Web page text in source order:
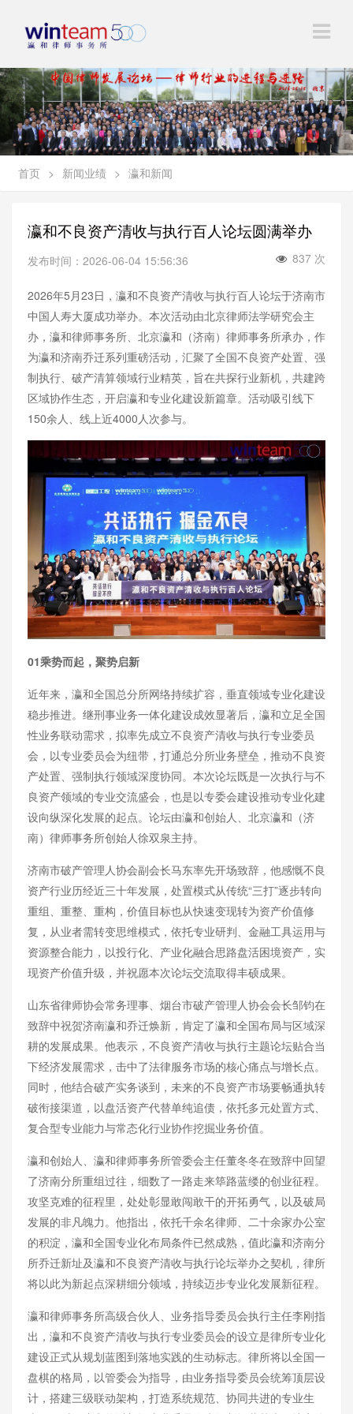
首页 > 新闻业绩 > 瀛和新闻
瀛和不良资产清收与执行百人论坛圆满举办
发布时间：2026-06-04 15:56:36 837 次
2026年5月23日，瀛和不良资产清收与执行百人论坛于济南市
中国人寿大厦成功举办。本次活动由北京律师法学研究会主
办，瀛和律师事务所、北京瀛和（济南）律师事务所承办，作
为瀛和济南乔迁系列重磅活动，汇聚了全国不良资产处置、强
制执行、破产清算领域行业精英，旨在共探行业新机，共建跨
区域协作生态，开启瀛和专业化建设新篇章。活动吸引线下
150余人、线上近4000人次参与。
01乘势而起，聚势启新
近年来，瀛和全国总分所网络持续扩容，垂直领域专业化建设
稳步推进。继刑事业务一体化建设成效显著后，瀛和立足全国
性业务联动需求，拟率先成立不良资产清收与执行专业委员
会，以专业委员会为纽带，打通总分所业务壁垒，推动不良资
产处置、强制执行领域深度协同。本次论坛既是一次执行与不
良资产领域的专业交流盛会，也是以专委会建设推动专业化建
设向纵深化发展的起点。论坛由瀛和创始人、北京瀛和（济
南）律师事务所创始人徐双泉主持。
济南市破产管理人协会副会长马东率先开场致辞，他感慨不良
资产行业历经近三十年发展，处置模式从传统“三打”逐步转向
重组、重整、重构，价值目标也从快速变现转为资产价值修
复，从业者需转变思维模式，依托专业研判、金融工具运用与
资源整合能力，以投行化、产业化融合思路盘活困境资产，实
现资产价值升级，并祝愿本次论坛交流取得丰硕成果。
山东省律师协会常务理事、烟台市破产管理人协会会长邹钧在
致辞中祝贺济南瀛和乔迁焕新，肯定了瀛和全国布局与区域深
耕的发展成果。他表示，不良资产清收与执行主题论坛贴合当
下经济发展需求，击中了法律服务市场的核心痛点与增长点。
同时，他结合破产实务谈到，未来的不良资产市场要畅通执转
破衔接渠道，以盘活资产代替单纯追债，依托多元处置方式、
复合型专业能力与常态化行业协作挖掘业务价值。
瀛和创始人、瀛和律师事务所管委会主任董冬冬在致辞中回望
了济南分所重组过往，细数了一路走来筚路蓝缕的创业征程。
攻坚克难的征程里，处处彰显敢闯敢干的开拓勇气，以及破局
发展的非凡魄力。他指出，依托千余名律师、二十余家办公室
的积淀，瀛和全国专业化布局条件已然成熟，值此瀛和济南分
所乔迁新址及瀛和不良资产清收与执行论坛举办之契机，律所
将以此为新起点深耕细分领域，持续迈步专业化发展新征程。
瀛和律师事务所高级合伙人、业务指导委员会执行主任李刚指
出，瀛和不良资产清收与执行专业委员会的设立是律所专业化
建设正式从规划蓝图到落地实践的生动标志。律所将以全国一
盘棋的格局，以管委会为指导，由业务指导委员会统筹顶层设
计，搭建三级联动架构，打造系统规范、协同共进的专业生